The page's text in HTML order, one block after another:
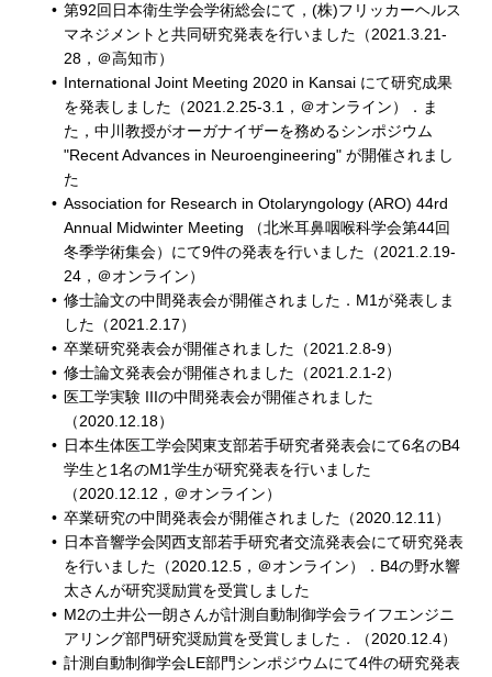
第92回日本衛生学会学術総会にて，(株)フリッカーヘルス
マネジメントと共同研究発表を行いました（2021.3.21-
28，＠高知市）
International Joint Meeting 2020 in Kansai にて研究成果
を発表しました（2021.2.25-3.1，＠オンライン）．ま
た，中川教授がオーガナイザーを務めるシンポジウム
"Recent Advances in Neuroengineering" が開催されまし
た
Association for Research in Otolaryngology (ARO) 44rd
Annual Midwinter Meeting （北米耳鼻咽喉科学会第44回
冬季学術集会）にて9件の発表を行いました（2021.2.19-
24，＠オンライン）
修士論文の中間発表会が開催されました．M1が発表しま
した（2021.2.17）
卒業研究発表会が開催されました（2021.2.8-9）
修士論文発表会が開催されました（2021.2.1-2）
医工学実験 IIIの中間発表会が開催されました
（2020.12.18）
日本生体医工学会関東支部若手研究者発表会にて6名のB4
学生と1名のM1学生が研究発表を行いました
（2020.12.12，＠オンライン）
卒業研究の中間発表会が開催されました（2020.12.11）
日本音響学会関西支部若手研究者交流発表会にて研究発表
を行いました（2020.12.5，＠オンライン）．B4の野水響
太さんが研究奨励賞を受賞しました
M2の土井公一朗さんが計測自動制御学会ライフエンジニ
アリング部門研究奨励賞を受賞しました．（2020.12.4）
計測自動制御学会LE部門シンポジウムにて4件の研究発表